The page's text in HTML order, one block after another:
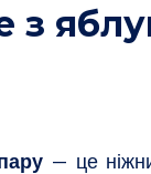
з
— це